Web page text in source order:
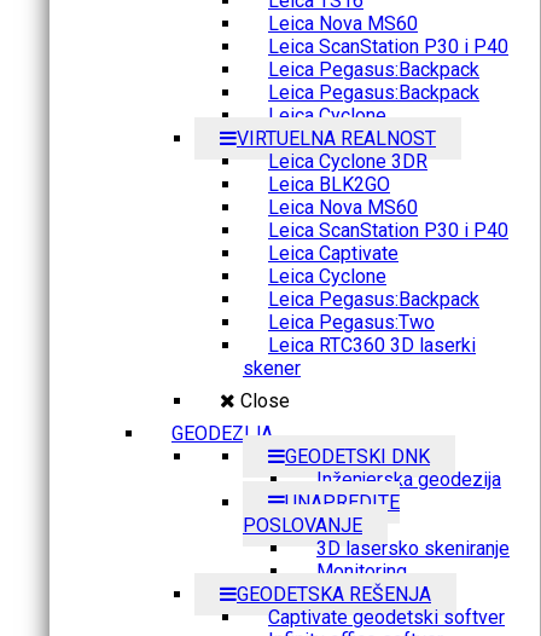
Leica Nova MS60
Leica ScanStation P30 i P40
Leica Pegasus:Backpack
Leica Pegasus:Backpack
Leica Cyclone
VIRTUELNA REALNOST
Leica Cyclone 3DR
Leica BLK2GO
Leica Nova MS60
Leica ScanStation P30 i P40
Leica Captivate
Leica Cyclone
Leica Pegasus:Backpack
Leica Pegasus:Two
Leica RTC360 3D laserki
skener
Close
GEODEZIJA
GEODETSKI DNK
Inženjerska geodezija
UNAPREDITE
POSLOVANJE
3D lasersko skeniranje
Monitoring
GEODETSKA REŠENJA
Captivate geodetski softver